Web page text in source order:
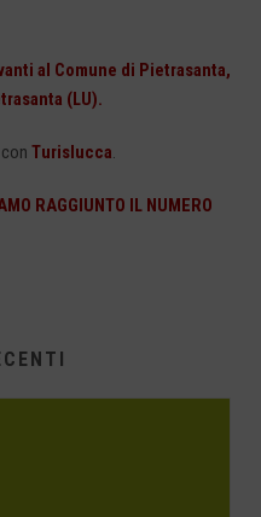
al Comune di Pietrasanta,
(LU).
Turislucca.
RAGGIUNTO IL NUMERO